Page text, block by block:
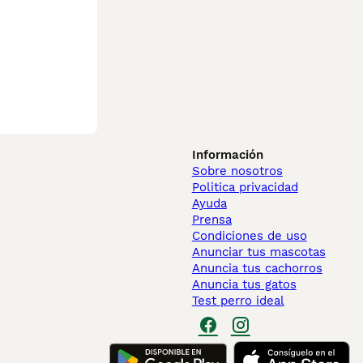
Información
Sobre nosotros
Politica privacidad
Ayuda
Prensa
Condiciones de uso
Anunciar tus mascotas
Anuncia tus cachorros
Anuncia tus gatos
Test perro ideal